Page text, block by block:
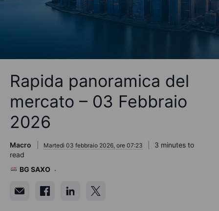
Rapida panoramica del
mercato – 03 Febbraio
2026
Macro Martedì 03 febbraio 2026, ore 07:23
3 minutes to
read
BG SAXO